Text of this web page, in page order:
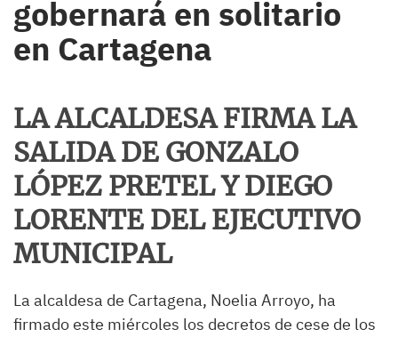
gobernará en solitario
en Cartagena
LA ALCALDESA FIRMA LA
SALIDA DE GONZALO
LÓPEZ PRETEL Y DIEGO
LORENTE DEL EJECUTIVO
MUNICIPAL
La alcaldesa de Cartagena, Noelia Arroyo, ha
firmado este miércoles los decretos de cese de los